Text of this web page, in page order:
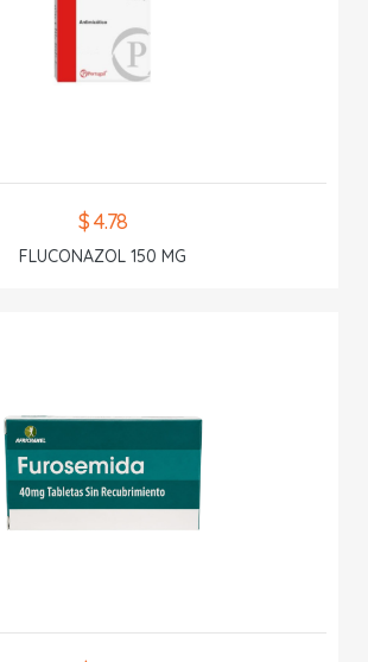
$ 4.78
FLUCONAZOL 150 MG